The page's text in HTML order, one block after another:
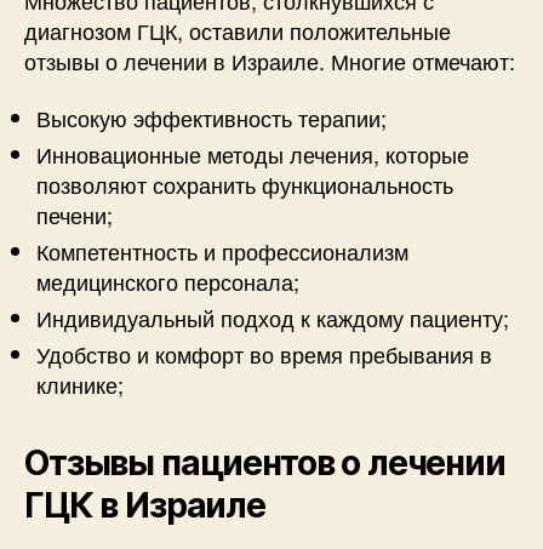
диагнозом ГЦК, оставили положительные
отзывы о лечении в Израиле. Многие отмечают:
Высокую эффективность терапии;
Инновационные методы лечения, которые
позволяют сохранить функциональность
печени;
Компетентность и профессионализм
медицинского персонала;
Индивидуальный подход к каждому пациенту;
Удобство и комфорт во время пребывания в
клинике;
Отзывы пациентов о лечении
ГЦК в Израиле